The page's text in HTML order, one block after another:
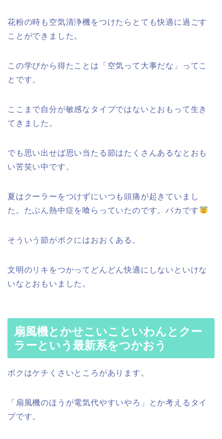
花粉の時も空気清浄機をつけたらとても快適に過ごす
ことができました。
この学びから得たことは「空気って大事だな」ってこ
とです。
ここまで自分が敏感なタイプではないとおもって生き
てきました。
でも思い出せば思い当たる節はたくさんあるなとおも
い苦笑い中です。
夏はクーラーをつけずにいつも頭痛が起きていまし
た。たぶん熱中症を喰らっていたのです。バカです
そういう節がボクにはおおくある。
文明のリキをつかってどんどん快適にしないといけな
いなとおもいました。
扇風機とかせこいこといわんとクー
ラーという最新系をつかおう
ボクはケチくさいところがあります。
「扇風機のほうが電気代やすいやろ」とか考えるタイ
プです。